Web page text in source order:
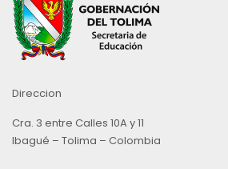
Direccion
Cra. 3 entre Calles 10A y 11
Ibagué – Tolima – Colombia